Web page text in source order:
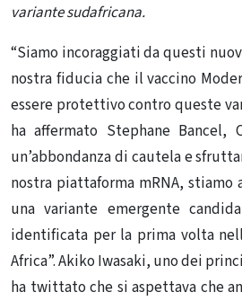
variante sudafricana.
“Siamo incoraggiati da questi
nostra fiducia che il vaccino
essere protettivo contro queste
ha affermato Stephane Bancel,
un’abbondanza di cautela e
nostra piattaforma mRNA, stiamo
una variante emergente
identificata per la prima volta
Africa”. Akiko Iwasaki, uno dei
ha twittato che si aspettava che